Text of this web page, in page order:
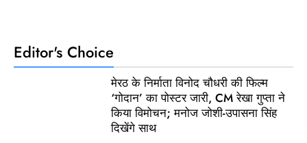
Editor's Choice
मेरठ के निर्माता विनोद चौधरी की फिल्म
‘गोदान’ का पोस्टर जारी, CM रेखा गुप्ता ने
किया विमोचन; मनोज जोशी-उपासना सिंह
दिखेंगे साथ